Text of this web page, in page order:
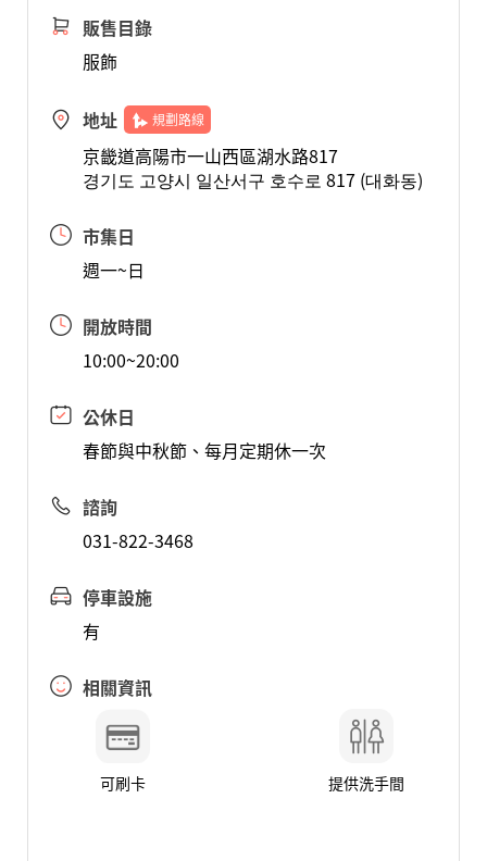
販售目錄
服飾
地址 規劃路線
京畿道高陽市一山西區湖水路817
경기도 고양시 일산서구 호수로 817 (대화동)
市集日
週一~日
開放時間
10:00~20:00
公休日
春節與中秋節、每月定期休一次
諮詢
031-822-3468
停車設施
有
相關資訊
可刷卡 提供洗手間